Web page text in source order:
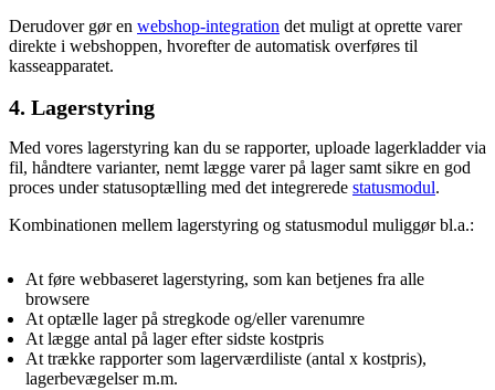
Derudover gør en webshop-integration det muligt at oprette varer
direkte i webshoppen, hvorefter de automatisk overføres til
kasseapparatet.
4. Lagerstyring
Med vores lagerstyring kan du se rapporter, uploade lagerkladder via
fil, håndtere varianter, nemt lægge varer på lager samt sikre en god
proces under statusoptælling med det integrerede statusmodul.
Kombinationen mellem lagerstyring og statusmodul muliggør bl.a.:
At føre webbaseret lagerstyring, som kan betjenes fra alle
browsere
At optælle lager på stregkode og/eller varenumre
At lægge antal på lager efter sidste kostpris
At trække rapporter som lagerværdiliste (antal x kostpris),
lagerbevægelser m.m.